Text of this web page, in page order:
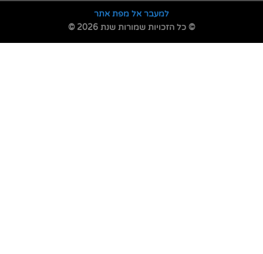
למעבר אל מפת אתר
© כל הזכויות שמורות שנת 2026 ©